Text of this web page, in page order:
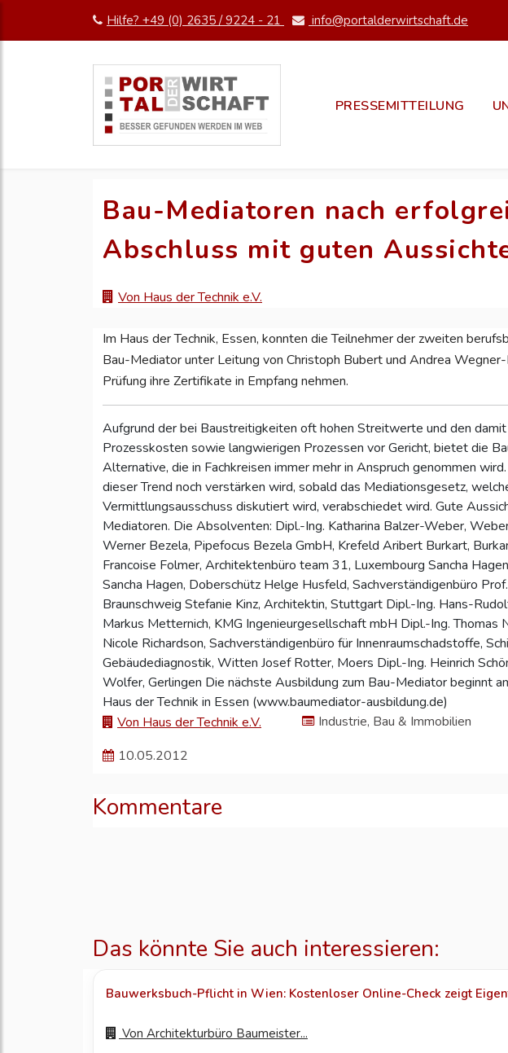
Hilfe? +49 (0) 2635 / 9224 - 21 info@portalderwirtschaft.de
PRESSEMITTEILUNG
Bau-Mediatoren nach
Abschluss mit guten
Von Haus der Technik e.V.
Im Haus der Technik, Essen, konnten die Teilnehmer der zweiten
Bau-Mediator unter Leitung von Christoph Bubert und Andrea
Prüfung ihre Zertifikate in Empfang nehmen.
Aufgrund der bei Baustreitigkeiten oft hohen Streitwerte und den
Prozesskosten sowie langwierigen Prozessen vor Gericht, bietet die
Alternative, die in Fachkreisen immer mehr in Anspruch genommen
dieser Trend noch verstärken wird, sobald das Mediationsgesetz,
Vermittlungsausschuss diskutiert wird, verabschiedet wird. Gute
Mediatoren. Die Absolventen: Dipl.-Ing. Katharina Balzer-Weber,
Werner Bezela, Pipefocus Bezela GmbH, Krefeld Aribert Burkart,
Francoise Folmer, Architektenbüro team 31, Luxembourg Sancha
Sancha Hagen, Doberschütz Helge Husfeld, Sachverständigenbüro
Braunschweig Stefanie Kinz, Architektin, Stuttgart Dipl.-Ing. Hans-
Markus Metternich, KMG Ingenieurgesellschaft mbH Dipl.-Ing. Thomas
Nicole Richardson, Sachverständigenbüro für Innenraumschadstoffe,
Gebäudediagnostik, Witten Josef Rotter, Moers Dipl.-Ing. Heinrich
Wolfer, Gerlingen Die nächste Ausbildung zum Bau-Mediator beginnt
Haus der Technik in Essen (www.baumediator-ausbildung.de)
Von Haus der Technik e.V.
Industrie, Bau & Immobilien
10.05.2012
Kommentare
Das könnte Sie auch interessieren:
Bauwerksbuch-Pflicht in Wien: Kostenloser Online-Check zeigt
Von Architekturbüro Baumeister...